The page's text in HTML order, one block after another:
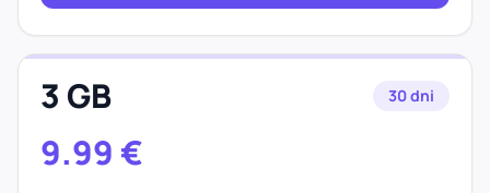
3 GB 30 dni
9.99 €